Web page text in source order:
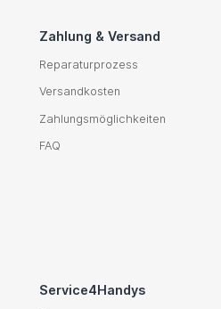
Zahlung & Versand
Reparaturprozess
Versandkosten
Zahlungsmöglichkeiten
FAQ
Service4Handys